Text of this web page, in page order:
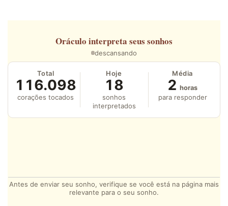
Oráculo interpreta seus sonhos
descansando
Total
116.098
corações tocados
Hoje
18
sonhos
interpretados
Média
2 horas
para responder
Antes de enviar seu sonho, verifique se você está na página mais
relevante para o seu sonho.